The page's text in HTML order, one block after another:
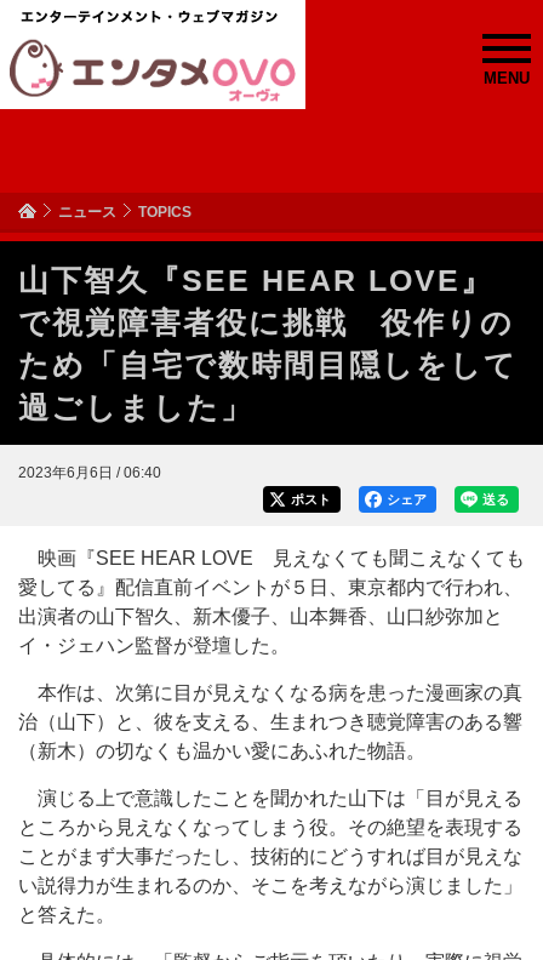
MENU
ニュース TOPICS
山下智久『SEE HEAR LOVE』
で視覚障害者役に挑戦 役作りの
ため「自宅で数時間目隠しをして
過ごしました」
2023年6月6日 / 06:40
送る
シェア
ポスト
映画『SEE HEAR LOVE 見えなくても聞こえなくても
愛してる』配信直前イベントが５日、東京都内で行われ、
出演者の山下智久、新木優子、山本舞香、山口紗弥加と
イ・ジェハン監督が登壇した。
本作は、次第に目が見えなくなる病を患った漫画家の真
治（山下）と、彼を支える、生まれつき聴覚障害のある響
（新木）の切なくも温かい愛にあふれた物語。
演じる上で意識したことを聞かれた山下は「目が見える
ところから見えなくなってしまう役。その絶望を表現する
ことがまず大事だったし、技術的にどうすれば目が見えな
い説得力が生まれるのか、そこを考えながら演じました」
と答えた。